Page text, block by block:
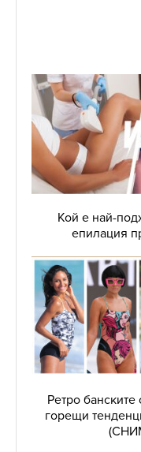
Кой е най-
епилация
Ретро
горещи